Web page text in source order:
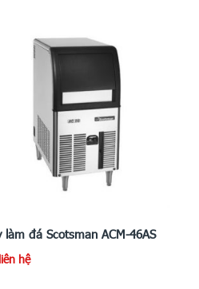
làm đá Scotsman ACM-46AS
hệ